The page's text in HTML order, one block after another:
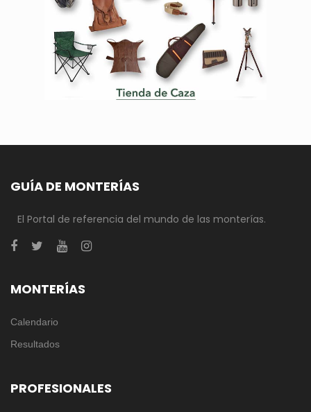
GUÍA DE MONTERÍAS
El Portal de referencia del mundo de las monterías.
MONTERÍAS
Calendario
Resultados
PROFESIONALES